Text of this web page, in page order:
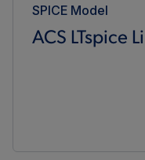
SPICE Model
ACS LTspice